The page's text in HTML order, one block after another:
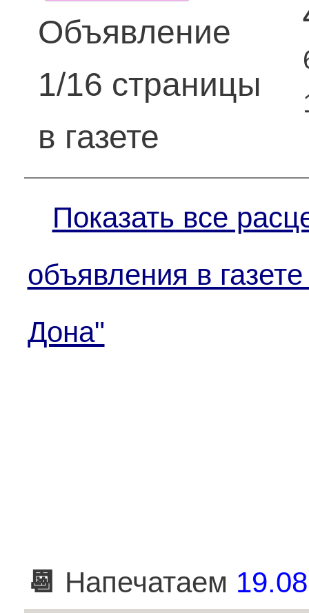
Объявление
1/16 страницы
в газете
Показать все
объявления в
Дона"
📆 Напечатаем